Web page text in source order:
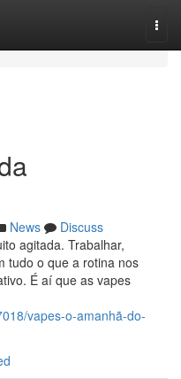
News
Discuss
agitada. Trabalhar,
tudo o que a rotina nos
É aí que as vapes
vapes-o-amanhã-do-